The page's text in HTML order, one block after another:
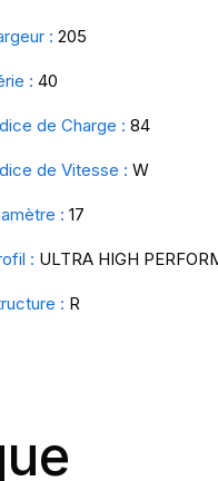
: 205
: 40
de Charge : 84
de Vitesse : W
: 17
: ULTRA HIGH
: R